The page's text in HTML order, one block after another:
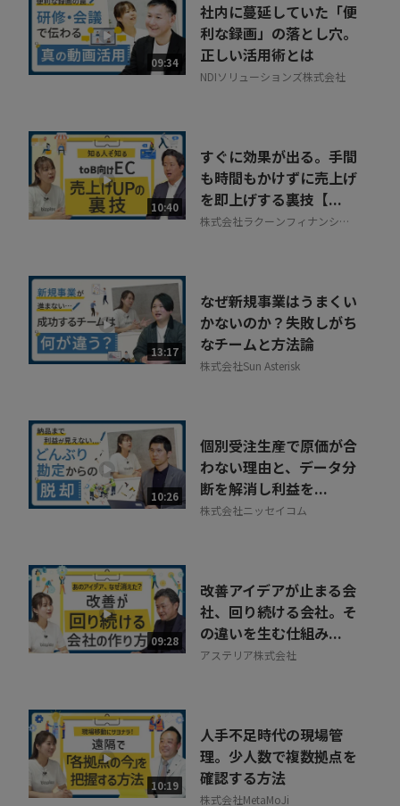
09:34
社内に蔓延していた「便
利な録画」の落とし穴。
正しい活用術とは
NDIソリューションズ株式会社
10:40
すぐに効果が出る。手間
も時間もかけずに売上げ
を即上げする裏技【...
株式会社ラクーンフィナンシャ
13:17
なぜ新規事業はうまくい
かないのか？失敗しがち
なチームと方法論
株式会社Sun Asterisk
10:26
個別受注生産で原価が合
わない理由と、データ分
断を解消し利益を...
株式会社ニッセイコム
09:28
改善アイデアが止まる会
社、回り続ける会社。そ
の違いを生む仕組み...
アステリア株式会社
10:19
人手不足時代の現場管
理。少人数で複数拠点を
確認する方法
株式会社MetaMoJi